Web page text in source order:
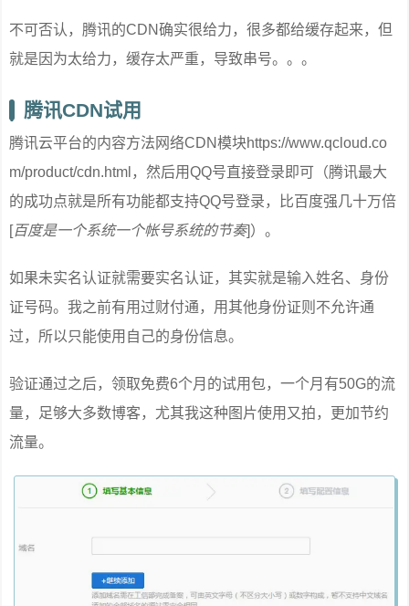
不可否认，腾讯的CDN确实很给力，很多都给缓存起来，但
就是因为太给力，缓存太严重，导致串号。。。
腾讯CDN试用
腾讯云平台的内容方法网络CDN模块https://www.qcloud.co
m/product/cdn.html，然后用QQ号直接登录即可（腾讯最大
的成功点就是所有功能都支持QQ号登录，比百度强几十万倍
[百度是一个系统一个帐号系统的节奏]）。
如果未实名认证就需要实名认证，其实就是输入姓名、身份
证号码。我之前有用过财付通，用其他身份证则不允许通
过，所以只能使用自己的身份信息。
验证通过之后，领取免费6个月的试用包，一个月有50G的流
量，足够大多数博客，尤其我这种图片使用又拍，更加节约
流量。